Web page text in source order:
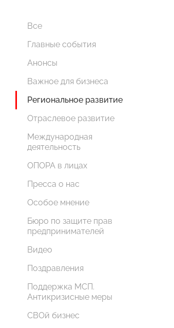
Все
Главные события
Анонсы
Важное для бизнеса
Региональное развитие
Отраслевое развитие
Международная
деятельность
ОПОРА в лицах
Пресса о нас
Особое мнение
Бюро по защите прав
предпринимателей
Видео
Поздравления
Поддержка МСП.
Антикризисные меры
СВОй бизнес